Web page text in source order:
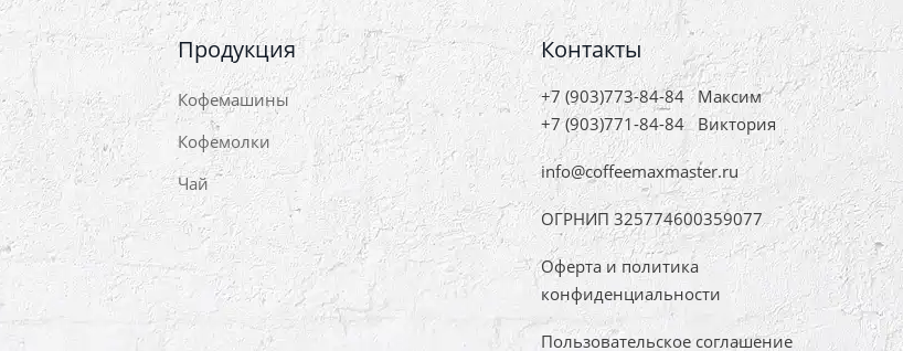
Продукция
Кофемашины
Кофемолки
Чай
Контакты
+7 (903)773-84-84Максим
+7 (903)771-84-84Виктория
info@coffeemaxmaster.ru
ОГРНИП 325774600359077
Оферта и политика
конфиденциальности
Пользовательское соглашение